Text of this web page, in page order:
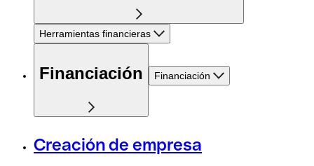
Herramientas financieras
Financiación Financiación
Creación de empresa